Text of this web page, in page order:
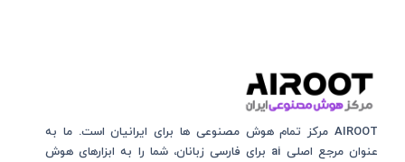
AIROOT مرکز تمام هوش مصنوعی‌‌‌ ها برای ایرانیان است. ما به
عنوان مرجع اصلی ai برای فارسی زبانان، شما را به ابزارهای هوش